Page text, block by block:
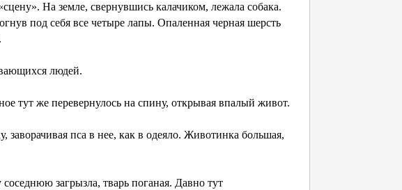
На земле, свернувшись калачиком, лежала собака.
под себя все четыре лапы. Опаленная черная шерсть
людей.
тут же перевернулось на спину, открывая впалый живот.
пса в нее, как в одеяло. Животинка большая,
загрызла, тварь поганая. Давно тут